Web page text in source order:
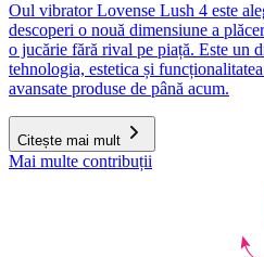
Oul vibrator Lovense Lush 4 este
descoperi o nouă dimensiune a
o jucărie fără rival pe piață. Este un
tehnologia, estetica și
avansate produse de până acum.
Citește mai mult
Mai multe contribuții